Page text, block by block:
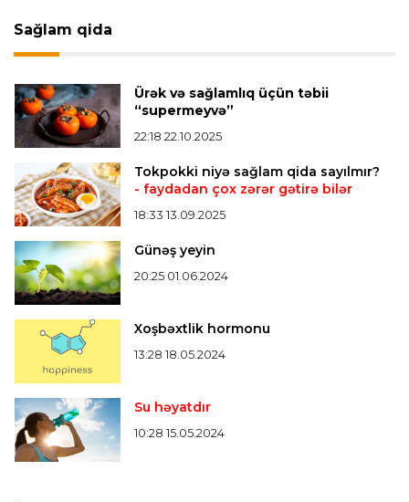
Konfrans liqası
"Qarabağ" "Dinamo"ya minimal hesabla uduzdu
Bütün xəbərlər >>>
Sağlam qida
Ürək və sağlamlıq üçün təbii
“supermeyvə”
22:18 22.10.2025
Tokpokki niyə sağlam qida sayılmır?
- faydadan çox zərər gətirə bilər
18:33 13.09.2025
Günəş yeyin
20:25 01.06.2024
Xoşbəxtlik hormonu
13:28 18.05.2024
Su həyatdır
10:28 15.05.2024